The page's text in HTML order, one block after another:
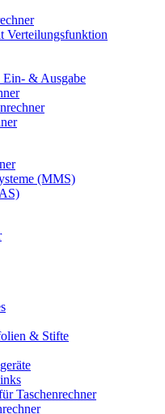
Verteilungsfunktion
Ein- & Ausgabe
(MMS)
& Stifte
Taschenrechner